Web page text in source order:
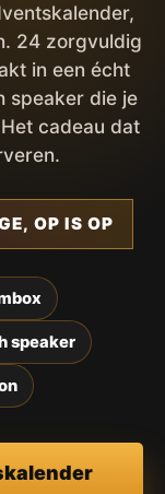
24 zorgvuldig
in een écht
speaker die je
cadeau dat
OP IS OP
speaker